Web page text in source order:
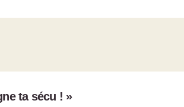
ta sécu ! »